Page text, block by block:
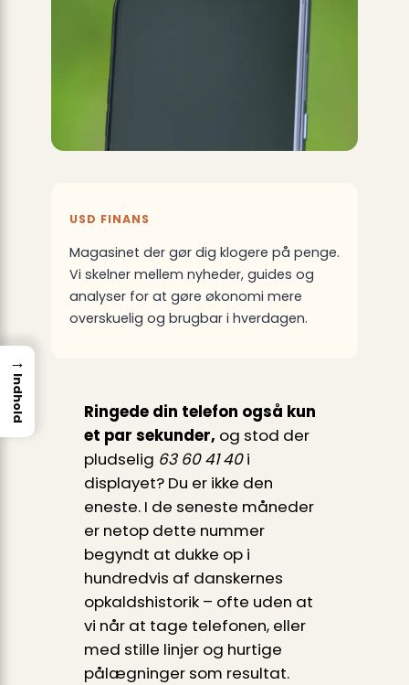
USD FINANS
Magasinet der gør dig klogere på penge.
Vi skelner mellem nyheder, guides og
analyser for at gøre økonomi mere
overskuelig og brugbar i hverdagen.
Ringede din telefon også kun
et par sekunder, og stod der
pludselig 63 60 41 40i
displayet? Du er ikke den
eneste. I de seneste måneder
er netop dette nummer
begyndt at dukke op i
hundredvis af danskernes
opkalds­historik – ofte uden at
vi når at tage telefonen, eller
med stille linjer og hurtige
pålægninger som resultat.
→
Indhold